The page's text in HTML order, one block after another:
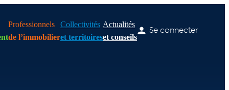
Professionnels
de l’immobilier
Collectivités
et territoires
Actualités
et conseils
Se connecter